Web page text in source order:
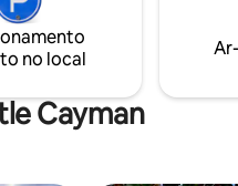
vemos a
restaurantes,
loja de ferragens,
museus e o
no local
Cayman